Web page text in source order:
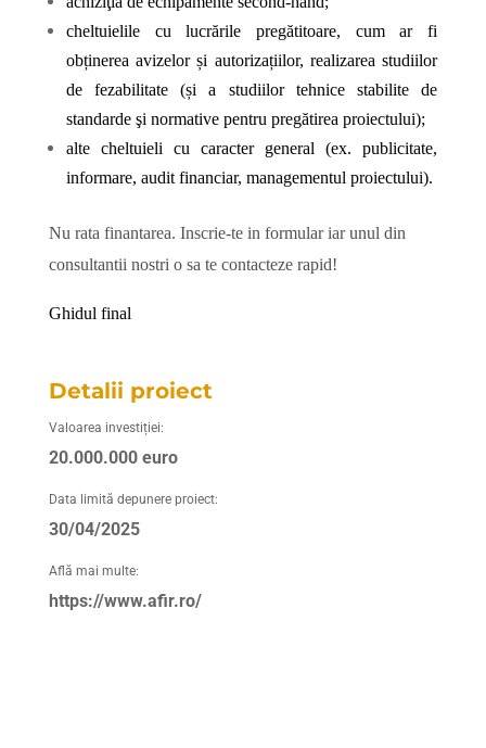
cheltuielile cu lucrările pregătitoare, cum ar fi
obținerea avizelor și autorizațiilor, realizarea studiilor
de fezabilitate (și a studiilor tehnice stabilite de
standarde şi normative pentru pregătirea proiectului);
alte cheltuieli cu caracter general (ex. publicitate,
informare, audit financiar, managementul proiectului).
Nu rata finantarea. Inscrie-te in formular iar unul din
consultantii nostri o sa te contacteze rapid!
Ghidul final
Detalii proiect
Valoarea investiției:
20.000.000 euro
Data limită depunere proiect:
30/04/2025
Află mai multe:
https://www.afir.ro/